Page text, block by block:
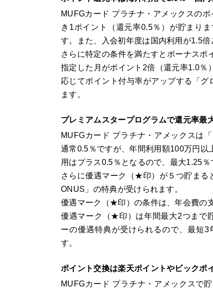
MUFGカード プラチナ・アメックスの
き1ポイント（還元率0.5％）が貯まり
す。また、入会初年度は国内利用が1.5
さらに特定の条件を満たすとボーナスポ
指定した月がポイント2倍（還元率1.0％
応じてポイント付与率がアップする「
ます。
プレミアムスタープログラムで還元率最
MUFGカード プラチナ・アメックスは
通常0.5％ですが、年間利用額100万円以
用はプラス0.5％となるので、最大1.25％
さらに優遇マーク（★印）が５つ貯まる
ONUS」の特典が受けられます。
優遇マーク（★印）の条件は、年会費の
優遇マーク（★印）は年間最大2つまで
ーの優遇特典が受けられるので、最短
す。
ポイント交換は楽天ポイントやビックポ
MUFGカード プラチナ・アメックスで